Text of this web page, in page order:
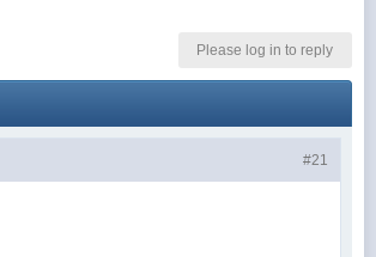
Please log in to reply
#21